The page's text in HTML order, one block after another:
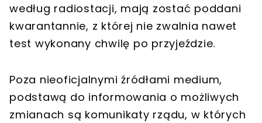
według radiostacji, mają zostać poddani
kwarantannie, z której nie zwalnia nawet
test wykonany chwilę po przyjeździe.
Poza nieoficjalnymi źródłami medium,
podstawą do informowania o możliwych
zmianach są komunikaty rządu, w których